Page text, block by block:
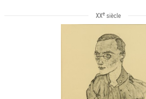
XXesiècle